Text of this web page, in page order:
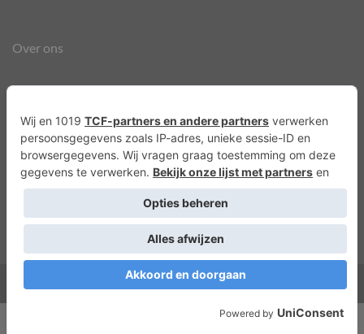
Over ons
Privacyverklaring
Cookies
Copyright 2026 ©Lots of Molly